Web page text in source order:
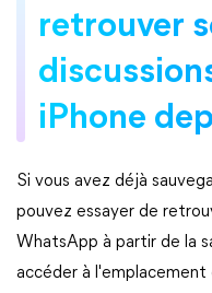
retrouver
iPhone
Si vous avez déjà
pouvez essayer de
WhatsApp à partir de la
accéder à l'emplacement